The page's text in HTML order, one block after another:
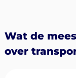
Wat de
over